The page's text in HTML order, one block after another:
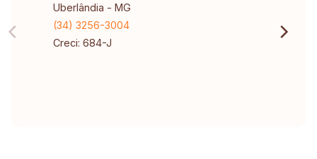
Uberlândia - MG
(34) 3256-3004
Creci: 684-J